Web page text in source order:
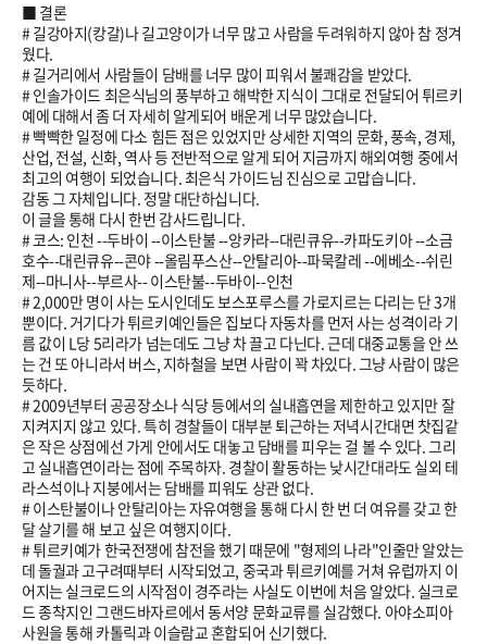
■ 결론
# 길강아지(캉갈)나 길고양이가 너무 많고 사람을 두려워하지 않아 참 정겨
웠다.
# 길거리에서 사람들이 담배를 너무 많이 피워서 불쾌감을 받았다.
# 인솔가이드 최은식님의 풍부하고 해박한 지식이 그대로 전달되어 튀르키
예에 대해서 좀 더 자세히 알게되어 배운게 너무 많았습니다.
# 빡빡한 일정에 다소 힘든 점은 있었지만 상세한 지역의 문화, 풍속, 경제,
산업, 전설, 신화, 역사 등 전반적으로 알게 되어 지금까지 해외여행 중에서
최고의 여행이 되었습니다. 최은식 가이드님 진심으로 고맙습니다.
감동 그 자체입니다. 정말 대단하십니다.
이 글을 통해 다시 한번 감사드립니다.
# 코스: 인천 --두바이 --이스탄불 --앙카라--대린큐유--카파도키아 --소금
호수--대린큐유--콘야 --올림푸스산--안탈리아--파묵칼레 --에베소--쉬린
제--마니사--부르사-- 이스탄불--두바이--인천
# 2,000만 명이 사는 도시인데도 보스포루스를 가로지르는 다리는 단 3개
뿐이다. 거기다가 튀르키예인들은 집보다 자동차를 먼저 사는 성격이라 기
름 값이 L당 5리라가 넘는데도 그냥 차 끌고 다닌다. 근데 대중교통을 안 쓰
는 건 또 아니라서 버스, 지하철을 보면 사람이 꽉 차있다. 그냥 사람이 많은
듯하다.
#2009년부터 공공장소나 식당 등에서의 실내흡연을 제한하고 있지만 잘
지켜지지 않고 있다. 특히 경찰들이 대부분 퇴근하는 저녁시간대면 찻집같
은 작은 상점에선 가게 안에서도 대놓고 담배를 피우는 걸 볼 수 있다. 그리
고 실내흡연이라는 점에 주목하자. 경찰이 활동하는 낮시간대라도 실외 테
라스석이나 지붕에서는 담배를 피워도 상관 없다.
# 이스탄불이나 안탈리아는 자유여행을 통해 다시 한 번 더 여유를 갖고 한
달 살기를 해 보고 싶은 여행지이다.
# 튀르키예가 한국전쟁에 참전을 했기 때문에 "형제의 나라"인줄만 알았는
데 돌궐과 고구려때부터 시작되었고, 중국과 튀르키예를 거쳐 유럽까지 이
어지는 실크로드의 시작점이 경주라는 사실도 이번에 처음 알았다. 실크로
드 종착지인 그랜드바자르에서 동서양 문화교류를 실감했다. 아야소피아
사원을 통해 카톨릭과 이슬람교 혼합되어 신기했다.